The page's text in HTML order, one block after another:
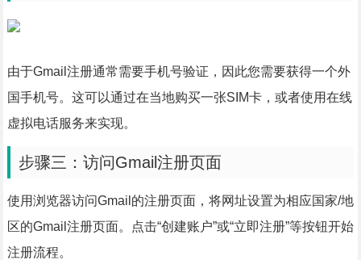
由于Gmail注册通常需要手机号验证，因此您需要获得一个外
国手机号。这可以通过在当地购买一张SIM卡，或者使用在线
虚拟电话服务来实现。
步骤三：访问Gmail注册页面
使用浏览器访问Gmail的注册页面，将网址设置为相应国家/地
区的Gmail注册页面。点击“创建账户”或“立即注册”等按钮开始
注册流程。